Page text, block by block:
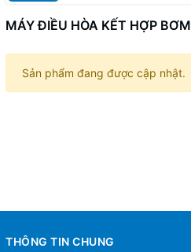
MÁY ĐIỀU HÒA KẾT HỢP
Sản phẩm đang được cập nhật.
THÔNG TIN CHUNG